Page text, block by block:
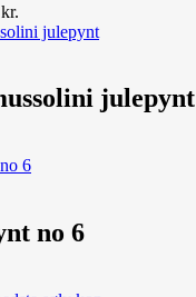
kr.
50 kr.
julepynt
no 6